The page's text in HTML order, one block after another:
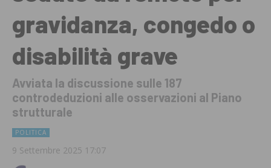
gravidanza, congedo o
disabilità grave
Avviata la discussione sulle 187
controdeduzioni alle osservazioni al Piano
strutturale
POLITICA
9 Settembre 2025 17:07